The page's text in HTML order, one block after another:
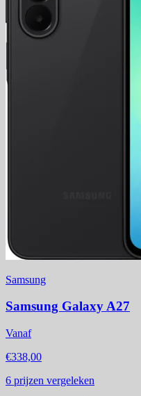
Samsung
Samsung Galaxy A27
Vanaf
€338,00
6 prijzen vergeleken